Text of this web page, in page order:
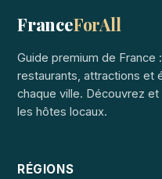
FranceForAll
Guide premium de France
restaurants, attractions et
chaque ville. Découvrez
les hôtes locaux.
RÉGIONS